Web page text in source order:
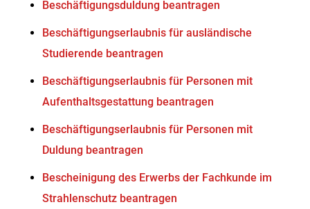
Beschäftigungsduldung beantragen
Beschäftigungserlaubnis für ausländische
Studierende beantragen
Beschäftigungserlaubnis für Personen mit
Aufenthaltsgestattung beantragen
Beschäftigungserlaubnis für Personen mit
Duldung beantragen
Bescheinigung des Erwerbs der Fachkunde im
Strahlenschutz beantragen